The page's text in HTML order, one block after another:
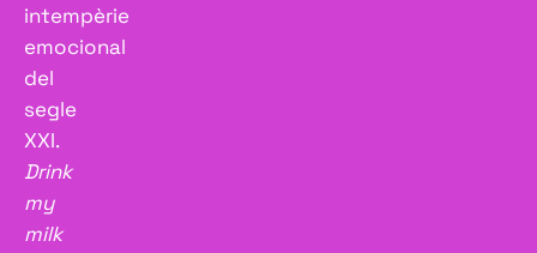
intempèrie
emocional
del
segle
XXI.
Drink
my
milk